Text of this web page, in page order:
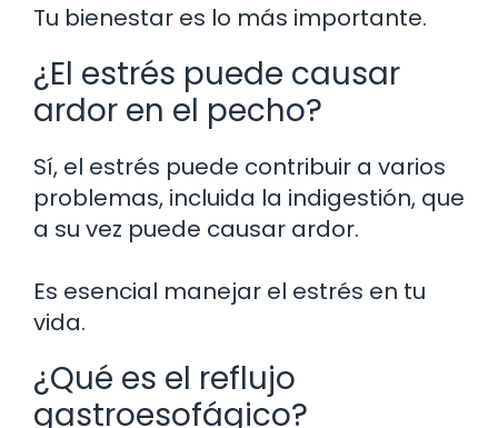
Tu bienestar es lo más importante.
¿El estrés puede causar
ardor en el pecho?
Sí, el estrés puede contribuir a varios
problemas, incluida la indigestión, que
a su vez puede causar ardor.
Es esencial manejar el estrés en tu
vida.
¿Qué es el reflujo
gastroesofágico?